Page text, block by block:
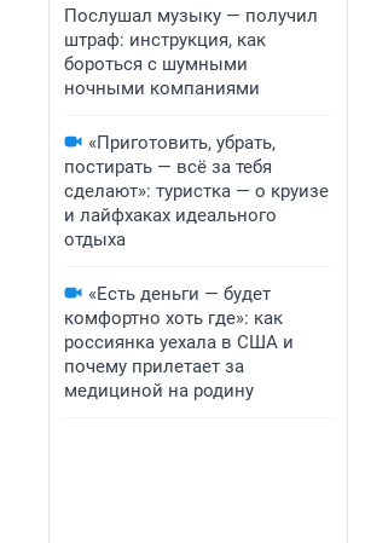
Послушал музыку — получил
штраф: инструкция, как
бороться с шумными
ночными компаниями
«Приготовить, убрать,
постирать — всё за тебя
сделают»: туристка — о круизе
и лайфхаках идеального
отдыха
«Есть деньги — будет
комфортно хоть где»: как
россиянка уехала в США и
почему прилетает за
медициной на родину